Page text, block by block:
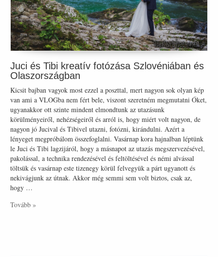
Juci és Tibi kreatív fotózása Szlovéniában és
Olaszországban
Kicsit bajban vagyok most ezzel a poszttal, mert nagyon sok olyan kép
van ami a VLOGba nem fért bele, viszont szeretném megmutatni Őket,
ugyanakkor ott szinte mindent elmondtunk az utazásunk
körülményeiről, nehézségeiről és arról is, hogy miért volt nagyon, de
nagyon jó Jucival és Tibivel utazni, fotózni, kirándulni. Azért a
lényeget megpróbálom összefoglalni. Vasárnap kora hajnalban léptünk
le Juci és Tibi lagzijáról, hogy a másnapot az utazás megszervezésével,
pakolással, a technika rendezésével és feltöltésével és némi alvással
töltsük és vasárnap este tizenegy körül felvegyük a párt ugyanott és
nekivágjunk az útnak. Akkor még semmi sem volt biztos, csak az,
hogy …
Tovább »